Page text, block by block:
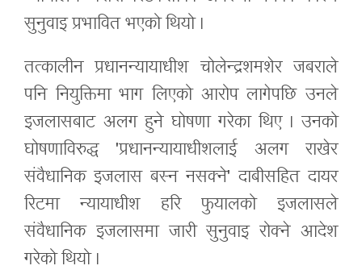
सुनुवाइ प्रभावित भएको थियो ।
तत्कालीन प्रधानन्यायाधीश चोलेन्द्रशमशेर जबराले
पनि नियुक्तिमा भाग लिएको आरोप लागेपछि उनले
इजलासबाट अलग हुने घोषणा गरेका थिए । उनको
घोषणाविरुद्ध 'प्रधानन्यायाधीशलाई अलग राखेर
संवैधानिक इजलास बस्न नसक्ने' दाबीसहित दायर
रिटमा न्यायाधीश हरि फुयालको इजलासले
संवैधानिक इजलासमा जारी सुनुवाइ रोक्ने आदेश
गरेको थियो ।